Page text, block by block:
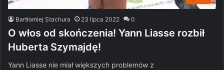
Bartłomiej Stachura 23 lipca 2022 0
O włos od skończenia! Yann Liasse rozbił
Huberta Szymajdę!
Yann Liasse nie miał większych problemów z